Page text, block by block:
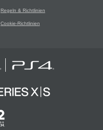
Regeln & Richtlinien
Cookie-Richtlinien